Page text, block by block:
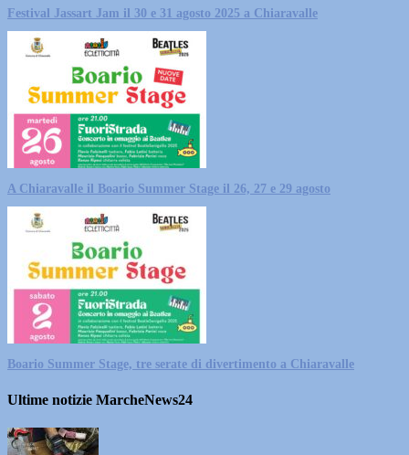
Festival Jassart Jam il 30 e 31 agosto 2025 a Chiaravalle
A Chiaravalle il Boario Summer Stage il 26, 27 e 29 agosto
Boario Summer Stage, tre serate di divertimento a Chiaravalle
Ultime notizie MarcheNews24